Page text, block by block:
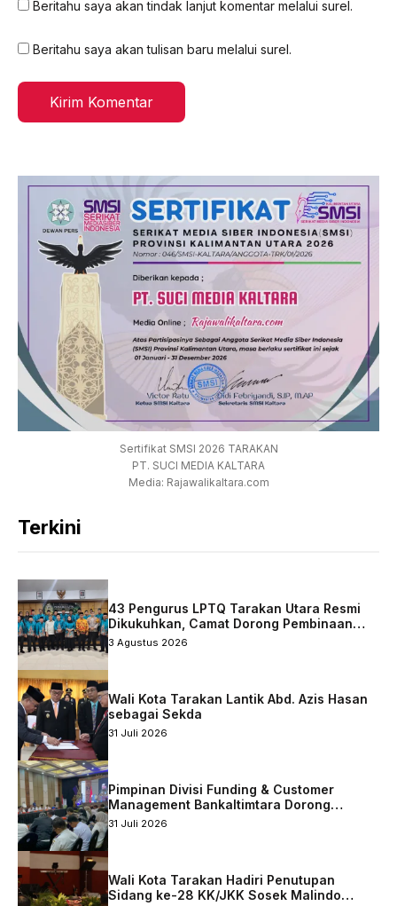
Beritahu saya akan tindak lanjut komentar melalui surel.
Beritahu saya akan tulisan baru melalui surel.
Sertifikat SMSI 2026 TARAKAN
PT. SUCI MEDIA KALTARA
Media: Rajawalikaltara.com
Terkini
43 Pengurus LPTQ Tarakan Utara Resmi
Dikukuhkan, Camat Dorong Pembinaan
Qurani Berkelanjutan
3 Agustus 2026
Wali Kota Tarakan Lantik Abd. Azis Hasan
sebagai Sekda
31 Juli 2026
Pimpinan Divisi Funding & Customer
Management Bankaltimtara Dorong
Percepatan Digitalisasi Keuangan di Kota
31 Juli 2026
Wali Kota Tarakan Hadiri Penutupan
Sidang ke-28 KK/JKK Sosek Malindo